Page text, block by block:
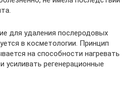
для удаления послеродовых
в косметологии. Принцип
на способности нагревать
усиливать регенерационные